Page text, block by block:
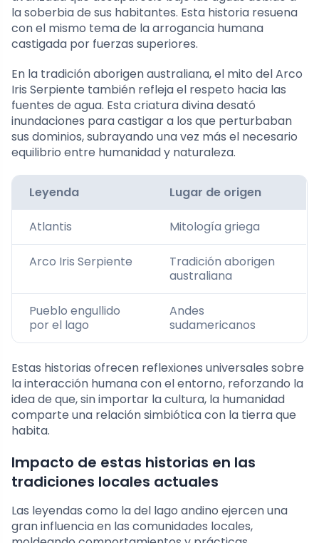
la soberbia de sus habitantes. Esta historia resuena
con el mismo tema de la arrogancia humana
castigada por fuerzas superiores.
En la tradición aborigen australiana, el mito del Arco
Iris Serpiente también refleja el respeto hacia las
fuentes de agua. Esta criatura divina desató
inundaciones para castigar a los que perturbaban
sus dominios, subrayando una vez más el necesario
equilibrio entre humanidad y naturaleza.
Leyenda Lugar de origen
Atlantis Mitología griega
Arco Iris Serpiente
Tradición aborigen
australiana
Pueblo engullido
por el lago
Andes
sudamericanos
Estas historias ofrecen reflexiones universales sobre
la interacción humana con el entorno, reforzando la
idea de que, sin importar la cultura, la humanidad
comparte una relación simbiótica con la tierra que
habita.
Impacto de estas historias en las
tradiciones locales actuales
Las leyendas como la del lago andino ejercen una
gran influencia en las comunidades locales,